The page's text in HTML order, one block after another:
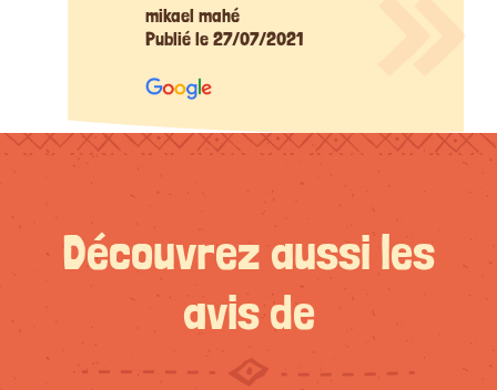
mikael mahé
Publié le 27/07/2021
Découvrez aussi les
avis de